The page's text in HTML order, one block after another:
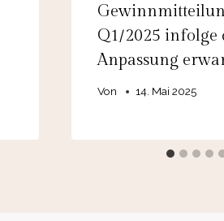
Q1/2025 infolge
Anpassung
Von 14. Mai 2025